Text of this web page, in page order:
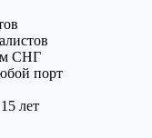
СНГ
порт
лет